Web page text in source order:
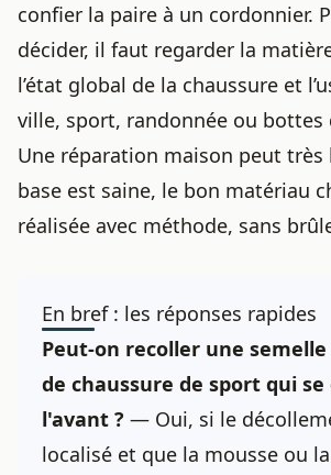
confier la paire à un cordonnier.
décider, il faut regarder la
l’état global de la chaussure et
ville, sport, randonnée ou
Une réparation maison peut très
base est saine, le bon matériau
réalisée avec méthode, sans
En bref : les réponses rapides
Peut-on recoller une
de chaussure de sport qui se
l'avant ? — Oui, si le
localisé et que la mousse ou